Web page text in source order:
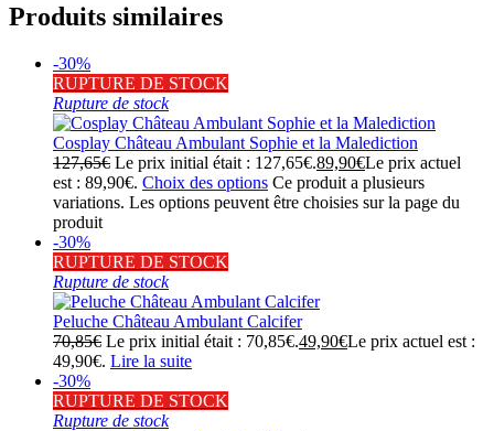
Produits similaires
-30%
RUPTURE DE STOCK
Rupture de stock
Cosplay Château Ambulant Sophie et la Malediction
127,65€ Le prix initial était : 127,65€.89,90€Le prix actuel
est : 89,90€. Choix des options Ce produit a plusieurs
variations. Les options peuvent être choisies sur la page du
produit
-30%
RUPTURE DE STOCK
Rupture de stock
Peluche Château Ambulant Calcifer
70,85€ Le prix initial était : 70,85€.49,90€Le prix actuel est :
49,90€. Lire la suite
-30%
RUPTURE DE STOCK
Rupture de stock